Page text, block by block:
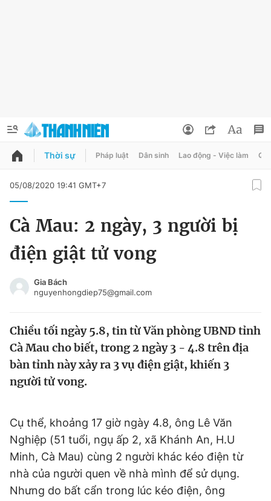
QUẢNG CÁO
Chào ngày mới Tin 24h
Tin thị trường Tin 360
Video Magazine
Tiện ích Bạn cần biết
Thông tin tòa soạn Liên hệ quảng cáo
Đổi mật khẩu
Tin đã lưu
Tin đã xem
Thời sự Pháp luật Dân sinh Lao động - Việc làm
05/08/2020 19:41 GMT+7
Cà Mau: 2 ngày, 3 người bị
điện giật tử vong
Gia Bách
nguyenhongdiep75@gmail.com
Chiều tối ngày 5.8, tin từ Văn phòng UBND tỉnh
Cà Mau cho biết, trong 2 ngày 3 - 4.8 trên địa
bàn tỉnh này xảy ra 3 vụ điện giật, khiến 3
người tử vong.
Cụ thể, khoảng 17 giờ ngày 4.8, ông Lê Văn
Nghiệp (51 tuổi, ngụ ấp 2, xã Khánh An, H.U
Minh, Cà Mau) cùng 2 người khác kéo điện từ
nhà của người quen về nhà mình để sử dụng.
Nhưng do bất cẩn trong lúc kéo điện, ông